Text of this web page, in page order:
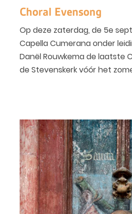
Choral Evensong
Op deze zaterdag, de 5e
Capella Cumerana onder
Danël Rouwkema de laatste
de Stevenskerk vóór het